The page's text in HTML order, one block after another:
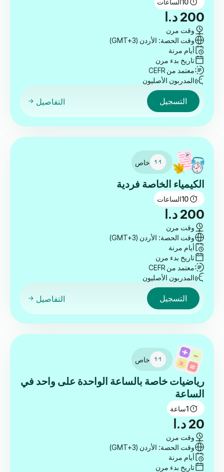
200 د.ا
وقت مرن
وقت الحصة: الأردن (GMT+3)
أيام مرنة
تاريخ بدء مرن
معتمد من CEFR
المدربون الأصليون
التسجيل التفاصيل
خاص
الكيمياء الخاصة فردية
10الساعات
200 د.ا
وقت مرن
وقت الحصة: الأردن (GMT+3)
أيام مرنة
تاريخ بدء مرن
معتمد من CEFR
المدربون الأصليون
التسجيل التفاصيل
خاص
رياضيات خاصة بالساعة الواحدة على واحد في
الساعة
1ساعة
20 د.ا
وقت مرن
وقت الحصة: الأردن (GMT+3)
أيام مرنة
تاريخ بدء مرن